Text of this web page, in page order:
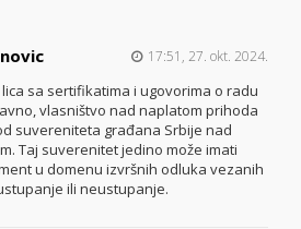
17:51, 27. okt. 2024.
sa sertifikatima i ugovorima o radu
vlasništvo nad naplatom prihoda
suvereniteta građana Srbije nad
Taj suverenitet jedino može imati
u domenu izvršnih odluka vezanih
ili neustupanje.